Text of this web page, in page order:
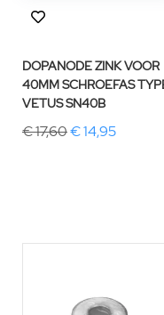
DOPANODE ZINK VOOR
40MM SCHROEFAS
VETUS SN40B
€ 17,60€ 14,95